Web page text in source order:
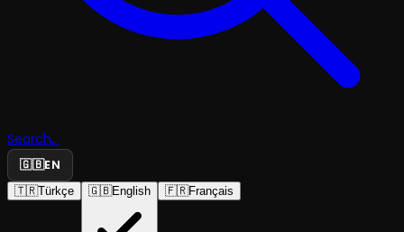
Search...
🇬🇧EN
🇹🇷Türkçe 🇬🇧English 🇫🇷Français